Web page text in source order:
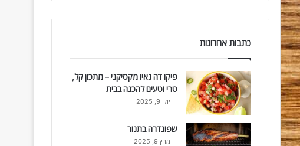
כתבות אחרונות
פיקו דה גאיו מקסיקני – מתכון קל,
טרי וטעים להכנה בבית
יולי 9, 2025
שפונדרה בתנור
מרץ 9, 2025